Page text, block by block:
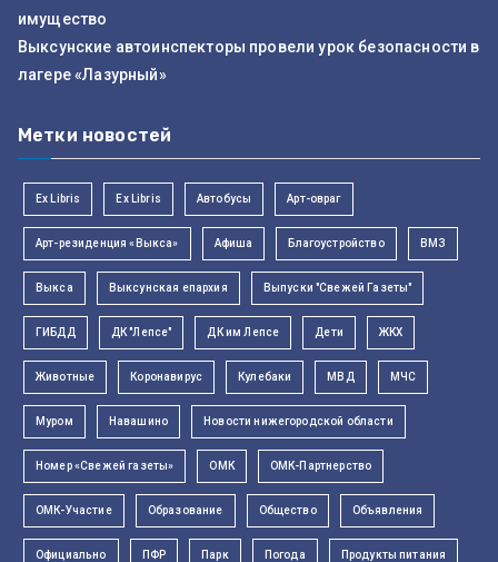
имущество
Выксунские автоинспекторы провели урок безопасности в
лагере «Лазурный»
Метки новостей
Ex Libris Ex Libris Автобусы Арт-овраг
Арт-резиденция «Выкса» Афиша Благоустройство ВМЗ
Выкса Выксунская епархия Выпуски "Свежей Газеты"
ГИБДД ДК "Лепсе" ДК им Лепсе Дети ЖКХ
Животные Коронавирус Кулебаки МВД МЧС
Муром Навашино Новости нижегородской области
Номер «Свежей газеты» ОМК ОМК-Партнерство
ОМК-Участие Образование Общество Объявления
Официально ПФР Парк Погода Продукты питания